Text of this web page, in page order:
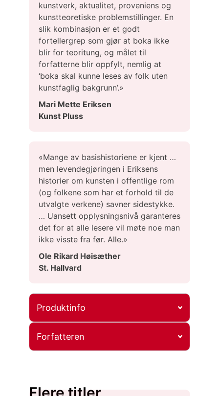
kunstverk, aktualitet, proveniens og
kunstteoretiske problemstillinger. En
slik kombinasjon er et godt
fortellergrep som gjør at boka ikke
blir for teoritung, og målet til
forfatterne blir oppfylt, nemlig at
‘boka skal kunne leses av folk uten
kunstfaglig bakgrunn’.»
Mari Mette Eriksen
Kunst Pluss
«Mange av basishistoriene er kjent …
men levendegjøringen i Eriksens
historier om kunsten i offentlige rom
(og folkene som har et forhold til de
utvalgte verkene) savner sidestykke.
… Uansett opplysningsnivå garanteres
det for at alle lesere vil møte noe man
ikke visste fra før. Alle.»
Ole Rikard Høisæther
St. Hallvard
Produktinfo
Forfatteren